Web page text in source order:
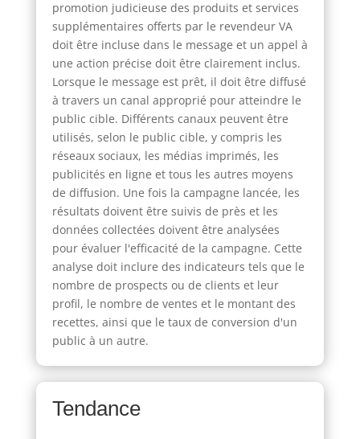
promotion judicieuse des produits et services
supplémentaires offerts par le revendeur VA
doit être incluse dans le message et un appel à
une action précise doit être clairement inclus.
Lorsque le message est prêt, il doit être diffusé
à travers un canal approprié pour atteindre le
public cible. Différents canaux peuvent être
utilisés, selon le public cible, y compris les
réseaux sociaux, les médias imprimés, les
publicités en ligne et tous les autres moyens
de diffusion. Une fois la campagne lancée, les
résultats doivent être suivis de près et les
données collectées doivent être analysées
pour évaluer l'efficacité de la campagne. Cette
analyse doit inclure des indicateurs tels que le
nombre de prospects ou de clients et leur
profil, le nombre de ventes et le montant des
recettes, ainsi que le taux de conversion d'un
public à un autre.
Tendance